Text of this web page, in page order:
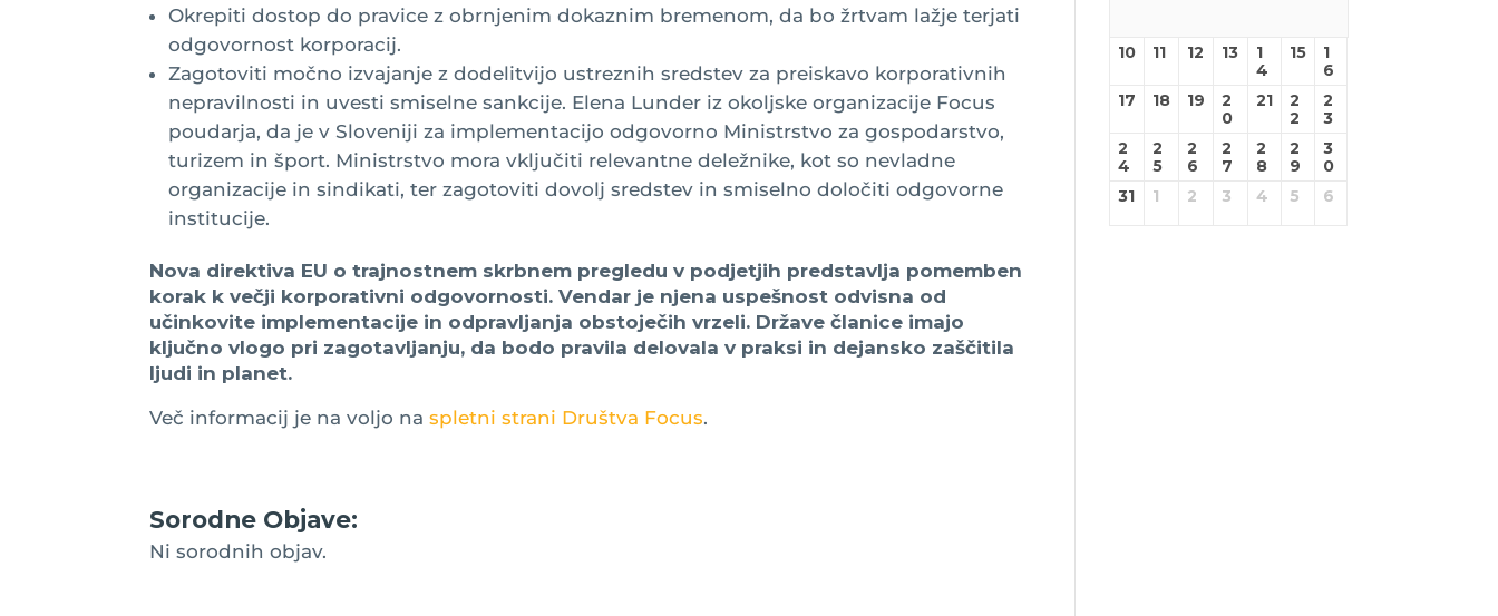
Okrepiti dostop do pravice z obrnjenim dokaznim bremenom, da bo žrtvam lažje terjati
odgovornost korporacij.
Zagotoviti močno izvajanje z dodelitvijo ustreznih sredstev za preiskavo korporativnih
nepravilnosti in uvesti smiselne sankcije. Elena Lunder iz okoljske organizacije Focus
poudarja, da je v Sloveniji za implementacijo odgovorno Ministrstvo za gospodarstvo,
turizem in šport. Ministrstvo mora vključiti relevantne deležnike, kot so nevladne
organizacije in sindikati, ter zagotoviti dovolj sredstev in smiselno določiti odgovorne
institucije.
Nova direktiva EU o trajnostnem skrbnem pregledu v podjetjih predstavlja pomemben
korak k večji korporativni odgovornosti. Vendar je njena uspešnost odvisna od
učinkovite implementacije in odpravljanja obstoječih vrzeli. Države članice imajo
ključno vlogo pri zagotavljanju, da bodo pravila delovala v praksi in dejansko zaščitila
ljudi in planet.
Več informacij je na voljo naspletni strani Društva Focus.
Sorodne Objave:
Ni sorodnih objav.
10 11 12 13
1
4
15
1
6
17
18 19
2
0
21
2
2
2
3
2
4
2
5
2
6
2
7
2
8
2
9
3
0
31
1 2 3 4 5 6